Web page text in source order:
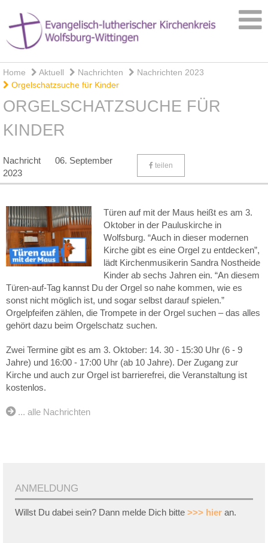
Home Aktuell Nachrichten
Nachrichten 2023
Orgelschatzsuche für Kinder
ORGELSCHATZSUCHE FÜR
KINDER
Nachricht
06. September
2023
teilen
Türen auf mit der Maus heißt es am 3.
Oktober in der Pauluskirche in
Wolfsburg. “Auch in dieser modernen
Kirche gibt es eine Orgel zu entdecken”,
lädt Kirchenmusikerin Sandra Nostheide
Kinder ab sechs Jahren ein. “An diesem
Türen-auf-Tag kannst Du der Orgel so nahe kommen, wie es
sonst nicht möglich ist, und sogar selbst darauf spielen.”
Orgelpfeifen zählen, die Trompete in der Orgel suchen – das alles
gehört dazu beim Orgelschatz suchen.
Zwei Termine gibt es am 3. Oktober: 14. 30 - 15:30 Uhr (6 - 9
Jahre) und 16:00 - 17:00 Uhr (ab 10 Jahre). Der Zugang zur
Kirche und auch zur Orgel ist barrierefrei, die Veranstaltung ist
kostenlos.
... alle Nachrichten
ANMELDUNG
Willst Du dabei sein? Dann melde Dich bitte >>> hier an.